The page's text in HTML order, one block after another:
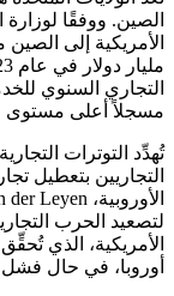
الصين. ووفقًا
مسجلاً أعلى مستوى له عند 39.7 مليار
تُهدِّد التوترات
التجاريين بتعطيل
لتصعيد الحرب
الأمريكية، الذي
أوروبا، في حال